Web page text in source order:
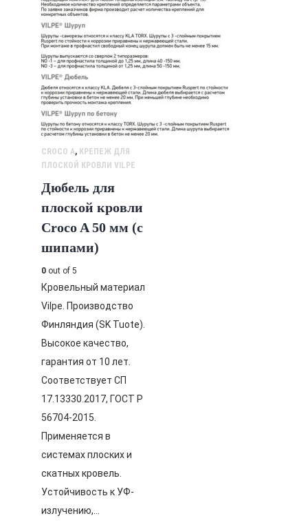
CROCO A, КРЕПЕЖ ДЛЯ
ПЛОСКОЙ КРОВЛИ VILPE
Дюбель для
плоской кровли
Croco A 50 мм (с
шипами)
0 out of 5
Кровельный материал
Vilpe. Производство
Финляндия (SK Tuote).
Высокое качество,
гарантия от 10 лет.
Соответствует СП
17.13330.2017, ГОСТ Р
56704-2015.
Применяется в
системах плоских и
скатных кровель.
Устойчивость к УФ-
излучению,…